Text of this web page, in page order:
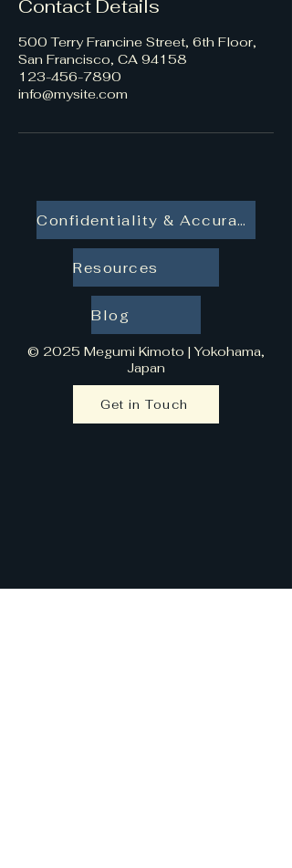
Contact Details
500 Terry Francine Street, 6th Floor,
San Francisco, CA 94158
123-456-7890
info@mysite.com
Confidentiality & Accuracy
Resources
Blog
© 2025 Megumi Kimoto | Yokohama,
Japan
Get in Touch